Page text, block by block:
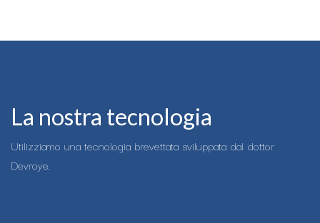
La nostra tecnologia
Utilizziamo una tecnologia brevettata sviluppata dal dottor
Devroye.